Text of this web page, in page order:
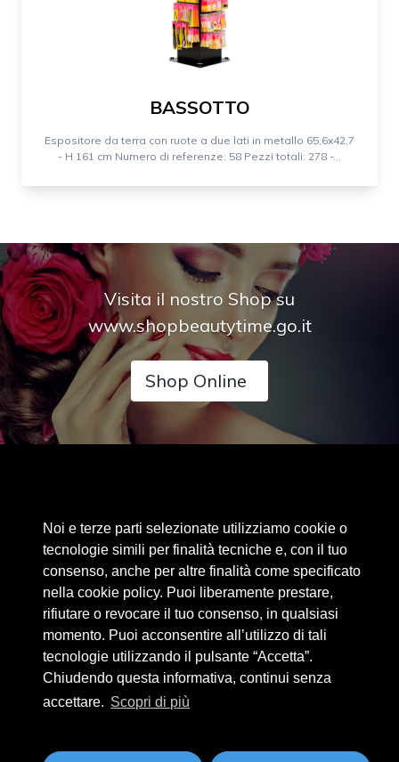
Noi e terze parti selezionate utilizziamo cookie o
tecnologie simili per finalità tecniche e, con il tuo
consenso, anche per altre finalità come specificato
nella cookie policy. Puoi liberamente prestare,
rifiutare o revocare il tuo consenso, in qualsiasi
momento. Puoi acconsentire all’utilizzo di tali
tecnologie utilizzando il pulsante “Accetta”.
Chiudendo questa informativa, continui senza
accettare. Scopri di più
BASSOTTO
Espositore da terra con ruote a due lati in metallo 65,6x42,7
- H 161 cm Numero di referenze: 58 Pezzi totali: 278 -...
Visita il nostro Shop su
www.shopbeautytime.go.it
Shop Online
Cookie Policy
Privacy Policy
Privacy Clienti / Fornitori
BEAUTYTIME INTERNATIONAL S.R.L.
UNIPERSONALE
beautytime@beautytime.go.it